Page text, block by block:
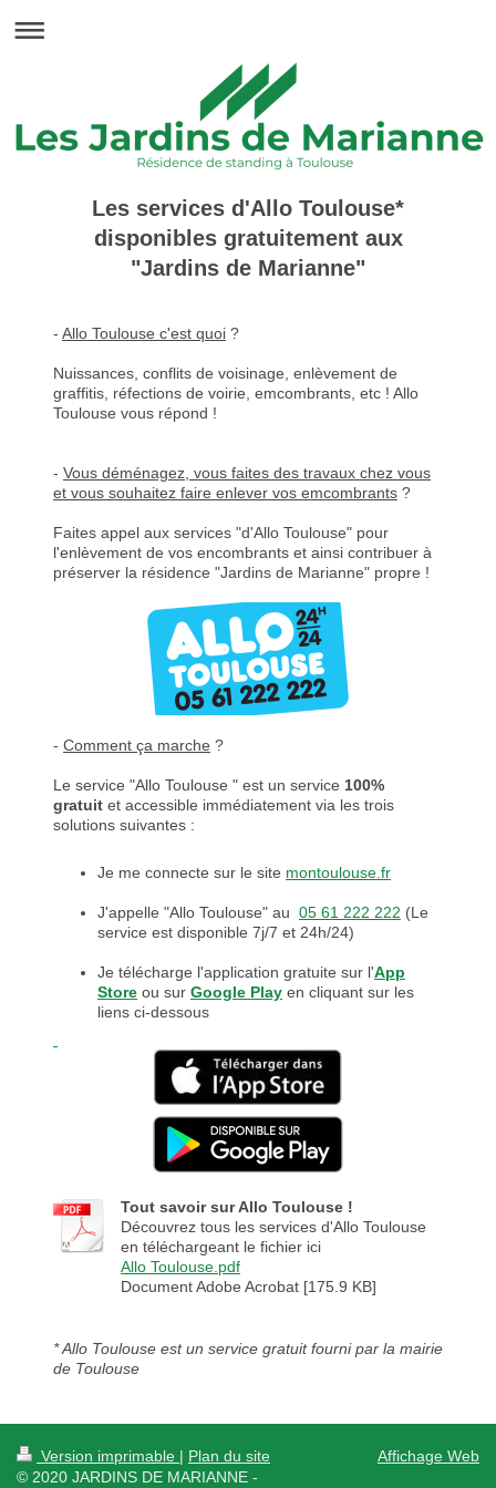
Les services d'Allo Toulouse*
disponibles gratuitement aux
"Jardins de Marianne"
- Allo Toulouse c'est quoi ?
Nuissances, conflits de voisinage, enlèvement de
graffitis, réfections de voirie, emcombrants, etc ! Allo
Toulouse vous répond !
- Vous déménagez, vous faites des travaux chez vous
et vous souhaitez faire enlever vos emcombrants ?
Faites appel aux services "d'Allo Toulouse" pour
l'enlèvement de vos encombrants et ainsi contribuer à
préserver la résidence "Jardins de Marianne" propre !
- Comment ça marche ?
Le service "Allo Toulouse " est un service 100%
gratuit et accessible immédiatement via les trois
solutions suivantes :
Je me connecte sur le site montoulouse.fr
J'appelle "Allo Toulouse" au 05 61 222 222 (Le
service est disponible 7j/7 et 24h/24)
Je télécharge l'application gratuite sur l'App
Store ou sur Google Play en cliquant sur les
liens ci-dessous
Tout savoir sur Allo Toulouse !
Découvrez tous les services d'Allo Toulouse
en téléchargeant le fichier ici
Allo Toulouse.pdf
Document Adobe Acrobat [175.9 KB]
* Allo Toulouse est un service gratuit fourni par la mairie
de Toulouse
Version imprimable | Plan du site
© 2020 JARDINS DE MARIANNE -
Affichage Web